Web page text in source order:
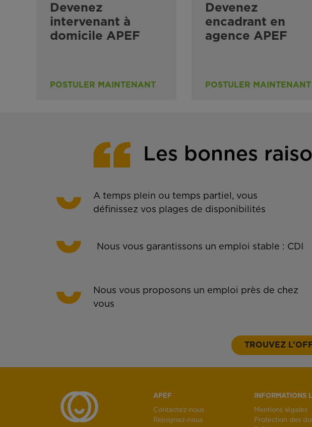
Devenez
intervenant à
domicile APEF
POSTULER MAINTENANT
Devenez
encadrant en
agence APEF
POSTULER MAINTENANT
Les bonnes rais
A temps plein ou temps partiel, vous
définissez vos plages de disponibilités
Nous vous garantissons un emploi stable : CDI
Nous vous proposons un emploi près de chez
vous
TROUVEZ
APEF
Contactez-nous
Rejoignez-nous
INFORMATIONS
Mentions légales
Protection des